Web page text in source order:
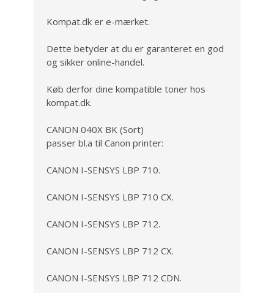
Kompat.dk er e-mærket.
Dette betyder at du er garanteret en god
og sikker online-handel.
Køb derfor dine kompatible toner hos
kompat.dk.
CANON 040X BK (Sort)
passer bl.a til Canon printer:
CANON I-SENSYS LBP 710.
CANON I-SENSYS LBP 710 CX.
CANON I-SENSYS LBP 712.
CANON I-SENSYS LBP 712 CX.
CANON I-SENSYS LBP 712 CDN.